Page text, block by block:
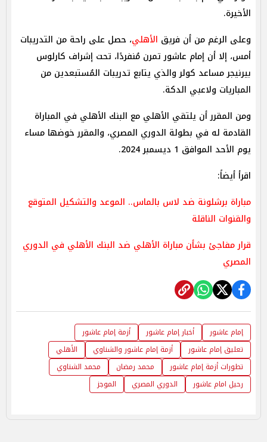
الأخيرة.
وعلى الرغم من أن فريق الأهلي، حصل على راحة من التدريبات
أمس، إلا أن إمام عاشور تمرن مُنفردًا، تحت إشراف كارلوس
بيرنيجر مساعد كولر والذي يتابع تدريبات المُستبعدين من
المباريات ولاعبي الدكة.
ومن المقرر أن يلتقي الأهلي مع البنك الأهلي في المباراة
القادمة له في بطولة الدوري المصري، والمقرر خوضها مساء
يوم الأحد الموافق 1 ديسمبر 2024.
اقرأ أيضاً:
مباراة برشلونة ضد لاس بالماس.. الموعد والتشكيل المتوقع
والقنوات الناقلة
قرار مفاجئ بشأن مباراة الأهلي ضد البنك الأهلي في الدوري
المصري
إمام عاشور أخبار إمام عاشور
أزمة إمام عاشور
تعليق إمام عاشور
أزمة إمام عاشور والشناوي
الأهلي
تطورات أزمة إمام عاشور
محمد رمضان
محمد الشناوي
رحيل امام عاشور
الدوري المصري الموجز